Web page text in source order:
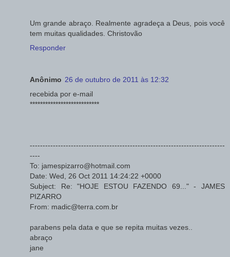
Um grande abraço. Realmente agradeça a Deus, pois você
tem muitas qualidades. Christovão
Responder
Anônimo 26 de outubro de 2011 às 12:32
recebida por e-mail
***************************
----------------------------------------------------------------------------
----
To: jamespizarro@hotmail.com
Date: Wed, 26 Oct 2011 14:24:22 +0000
Subject: Re: "HOJE ESTOU FAZENDO 69..." - JAMES
PIZARRO
From: madic@terra.com.br
parabens pela data e que se repita muitas vezes..
abraço
jane